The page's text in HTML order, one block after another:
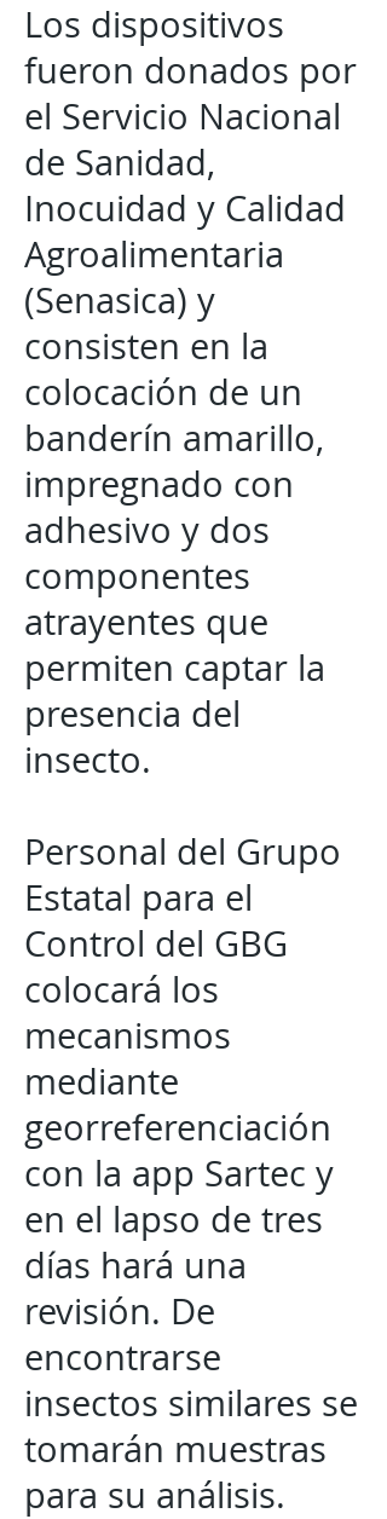
Los dispositivos
fueron donados por
el Servicio Nacional
de Sanidad,
Inocuidad y Calidad
Agroalimentaria
(Senasica) y
consisten en la
colocación de un
banderín amarillo,
impregnado con
adhesivo y dos
componentes
atrayentes que
permiten captar la
presencia del
insecto.
Personal del Grupo
Estatal para el
Control del GBG
colocará los
mecanismos
mediante
georreferenciación
con la app Sartec y
en el lapso de tres
días hará una
revisión. De
encontrarse
insectos similares se
tomarán muestras
para su análisis.